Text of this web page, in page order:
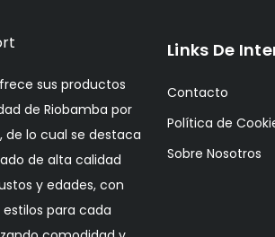
sus productos
de Riobamba por
de lo cual se destaca
de alta calidad
y edades, con
para cada
Links De
Contacto
Política de
Sobre Nosotros